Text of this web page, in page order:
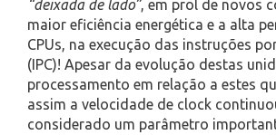
“deixada de lado”, em prol de novos
maior eficiência energética e a alta
CPUs, na execução das instruções
(IPC)! Apesar da evolução destas
processamento em relação a estes
assim a velocidade de clock
considerado um parâmetro